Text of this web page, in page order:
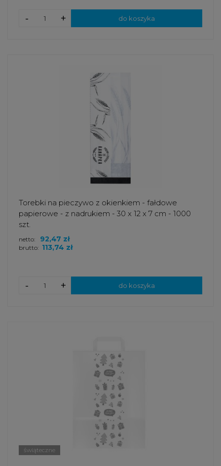
+
- do koszyka
Torebki na pieczywo z okienkiem - fałdowe
papierowe - z nadrukiem - 30 x 12 x 7 cm - 1000
szt.
brutto: 113,74 zł
netto: 92,47 zł
+
- do koszyka
świąteczne